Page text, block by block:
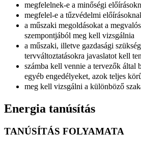
megfelelnek-e a minőségi
megfelel-e a tűzvédelmi
a műszaki megoldásokat a
szempontjából meg kell vizsgálnia
a műszaki, illetve gazdasági
tervváltoztatásokra javaslatot kell
számba kell vennie a tervezők által
egyéb engedélyeket, azok teljes
meg kell vizsgálni a különböző
Energia tanúsítás
TANÚSÍTÁS FOLYAMATA